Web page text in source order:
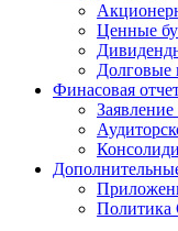
Ценные
Долговые
Финасовая
Заявление
Политика